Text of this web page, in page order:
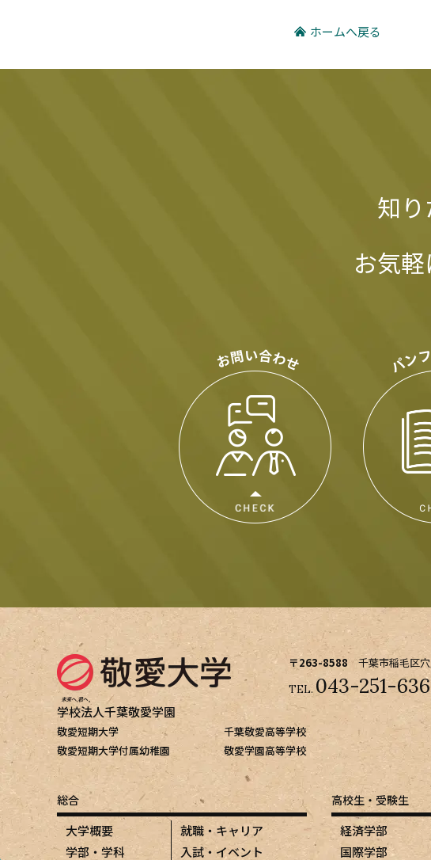
ホームへ戻る
知
お気
〒263-8588 千葉市稲毛区
TEL. 043-251-
学校法人千葉敬愛学園
敬愛短期大学
千葉敬愛高等学校
敬愛短期大学付属幼稚園
敬愛学園高等学校
総合
大学概要
学部・学科
就職・キャリア
入試・イベント
高校生・受験生
経済学部
国際学部